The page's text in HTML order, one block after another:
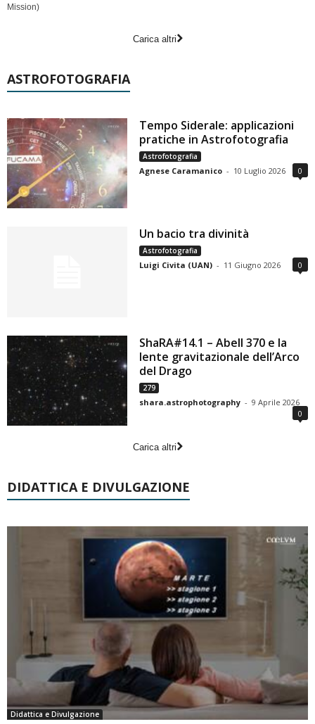
Mission)
Carica altri
ASTROFOTOGRAFIA
Tempo Siderale: applicazioni
pratiche in Astrofotografia
Astrofotografia
Agnese Caramanico - 10 Luglio 2026 0
Un bacio tra divinità
Astrofotografia
Luigi Civita (UAN) - 11 Giugno 2026 0
ShaRA#14.1 – Abell 370 e la
lente gravitazionale dell’Arco
del Drago
279
shara.astrophotography - 9 Aprile 2026
0
Carica altri
DIDATTICA E DIVULGAZIONE
Didattica e Divulgazione